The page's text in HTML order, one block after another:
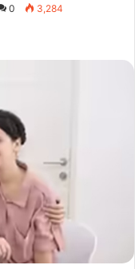
0 3,284